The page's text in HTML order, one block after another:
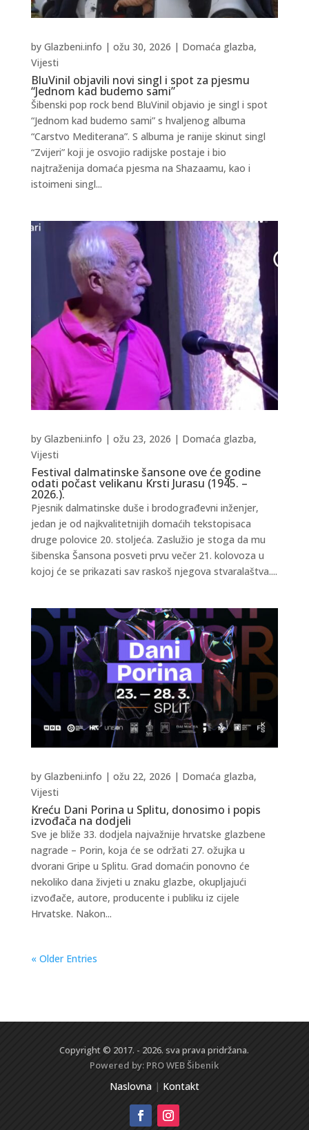
BluVinil objavili novi singl i spot za pjesmu
“Jednom kad budemo sami”
by Glazbeni.info | ožu 30, 2026 | Domaća glazba,
Vijesti
Šibenski pop rock bend BluVinil objavio je singl i spot
“Jednom kad budemo sami” s hvaljenog albuma
“Carstvo Mediterana”. S albuma je ranije skinut singl
“Zvijeri” koji je osvojio radijske postaje i bio
najtraženija domaća pjesma na Shazaamu, kao i
istoimeni singl...
Festival dalmatinske šansone ove će godine
odati počast velikanu Krsti Jurasu (1945. –
2026.).
by Glazbeni.info | ožu 23, 2026 | Domaća glazba,
Vijesti
Pjesnik dalmatinske duše i brodograđevni inženjer,
jedan je od najkvalitetnijih domaćih tekstopisaca
druge polovice 20. stoljeća. Zaslužio je stoga da mu
šibenska Šansona posveti prvu večer 21. kolovoza u
kojoj će se prikazati sav raskoš njegova stvaralaštva....
Kreću Dani Porina u Splitu, donosimo i popis
izvođača na dodjeli
by Glazbeni.info | ožu 22, 2026 | Domaća glazba,
Vijesti
Sve je bliže 33. dodjela najvažnije hrvatske glazbene
nagrade – Porin, koja će se održati 27. ožujka u
dvorani Gripe u Splitu. Grad domaćin ponovno će
nekoliko dana živjeti u znaku glazbe, okupljajući
izvođače, autore, producente i publiku iz cijele
Hrvatske. Nakon...
« Older Entries
Copyright © 2017. - 2026. sva prava pridržana.
Powered by: PRO WEBŠibenik
Naslovna| Kontakt